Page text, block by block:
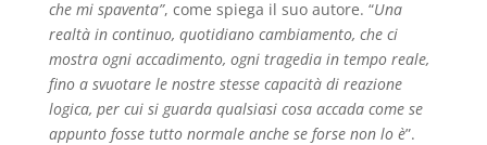
che mi spaventa”, come spiega il suo autore. “Una
realtà in continuo, quotidiano cambiamento, che ci
mostra ogni accadimento, ogni tragedia in tempo reale,
fino a svuotare le nostre stesse capacità di reazione
logica, per cui si guarda qualsiasi cosa accada come se
appunto fosse tutto normale anche se forse non lo è”.